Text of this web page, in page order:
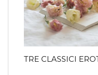
TRE CLASSICI